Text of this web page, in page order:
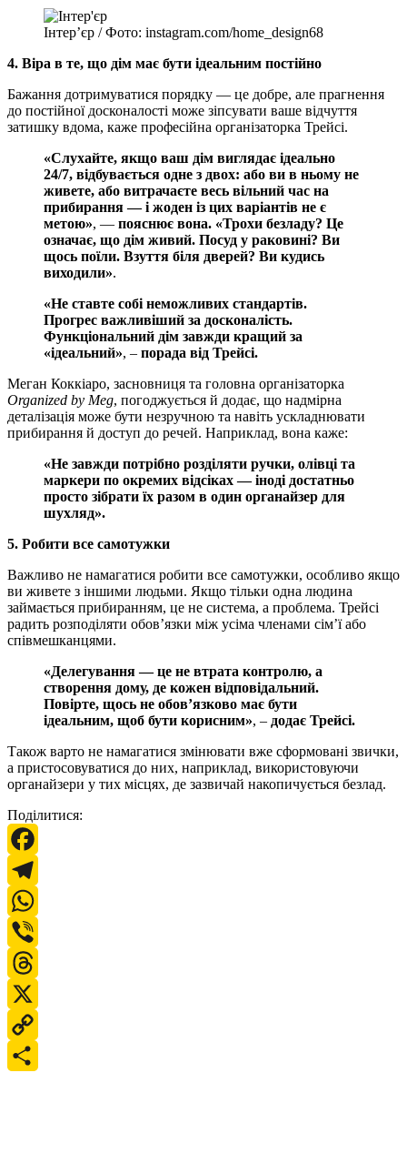
Інтер’єр / Фото: instagram.com/home_design68
4. Віра в те, що дім має бути ідеальним постійно
Бажання дотримуватися порядку — це добре, але прагнення
до постійної досконалості може зіпсувати ваше відчуття
затишку вдома, каже професійна організаторка Трейсі.
«Слухайте, якщо ваш дім виглядає ідеально
24/7, відбувається одне з двох: або ви в ньому не
живете, або витрачаєте весь вільний час на
прибирання — і жоден із цих варіантів не є
метою», — пояснює вона. «Трохи безладу? Це
означає, що дім живий. Посуд у раковині? Ви
щось поїли. Взуття біля дверей? Ви кудись
виходили».
«Не ставте собі неможливих стандартів.
Прогрес важливіший за досконалість.
Функціональний дім завжди кращий за
«ідеальний», – порада від Трейсі.
Меган Коккіаро, засновниця та головна організаторка
Organized by Meg, погоджується й додає, що надмірна
деталізація може бути незручною та навіть ускладнювати
прибирання й доступ до речей. Наприклад, вона каже:
«Не завжди потрібно розділяти ручки, олівці та
маркери по окремих відсіках — іноді достатньо
просто зібрати їх разом в один органайзер для
шухляд».
5. Робити все самотужки
Важливо не намагатися робити все самотужки, особливо якщо
ви живете з іншими людьми. Якщо тільки одна людина
займається прибиранням, це не система, а проблема. Трейсі
радить розподіляти обов’язки між усіма членами сім’ї або
співмешканцями.
«Делегування — це не втрата контролю, а
створення дому, де кожен відповідальний.
Повірте, щось не обов’язково має бути
ідеальним, щоб бути корисним», – додає Трейсі.
Також варто не намагатися змінювати вже сформовані звички,
а пристосовуватися до них, наприклад, використовуючи
органайзери у тих місцях, де зазвичай накопичується безлад.
Поділитися:
Facebook
Telegram
WhatsApp
Viber
Threads
X
Copy